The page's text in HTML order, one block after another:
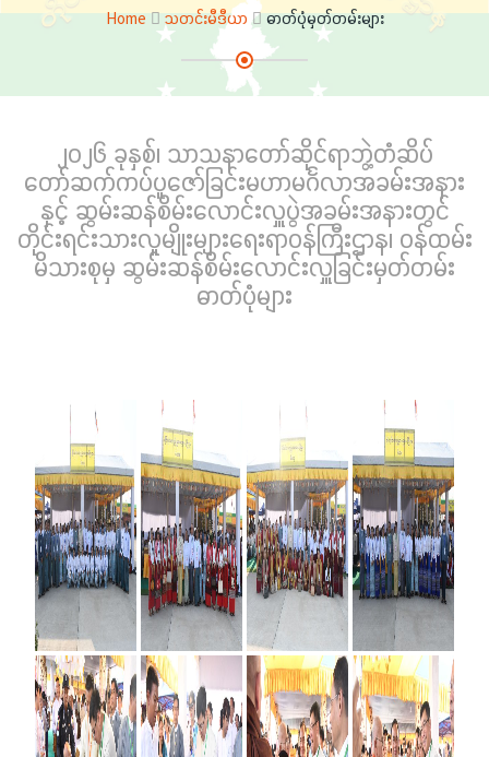
Home သတင်းမီဒီယာ ဓာတ်ပုံမှတ်တမ်းများ
၂၀၂၆ ခုနှစ်၊ သာသနာတော်ဆိုင်ရာဘွဲ့တံဆိပ်
တော်ဆက်ကပ်ပူဇော်ခြင်းမဟာမင်္ဂလာအခမ်းအနား
နှင့် ဆွမ်းဆန်စိမ်းလောင်းလှူပွဲအခမ်းအနားတွင်
တိုင်းရင်းသားလူမျိုးများရေးရာဝန်ကြီးဌာန၊ ဝန်ထမ်း
မိသားစုမှ ဆွမ်းဆန်စိမ်းလောင်းလှူခြင်းမှတ်တမ်း
ဓာတ်ပုံများ